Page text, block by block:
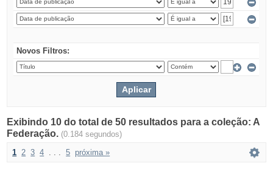
Novos Filtros:
Exibindo 10 do total de 50 resultados para a coleção: A
Federação. (0.184 segundos)
1 2 3 4 5 próxima »